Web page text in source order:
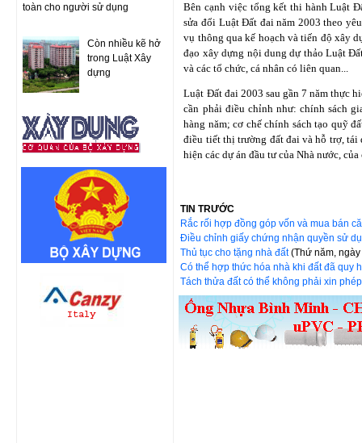
toàn cho người sử dụng
Còn nhiều kẽ hở
trong Luật Xây
dựng
Bên cạnh việc tổng kết thi hành Luật
sửa đổi Luật Đất đai năm 2003 theo
vụ thông qua kế hoạch và tiến độ xây
đạo xây dựng nội dung dự thảo Luật
và các tổ chức, cá nhân có liên quan...
Luật Đất đai 2003 sau gần 7 năm thực
cần phải điều chỉnh như: chính sách
hàng năm; cơ chế chính sách tạo quỹ
điều tiết thị trường đất đai và hỗ trợ,
hiện các dự án đầu tư của Nhà nước,
TIN TRƯỚC
Rắc rối hợp đồng góp vốn và mua bán
Điều chỉnh giấy chứng nhận quyền sử
Thủ tục cho tặng nhà đất(Thứ năm,
Có thể hợp thức hóa nhà khi đất đã quy
Tách thửa đất có thể không phải xin